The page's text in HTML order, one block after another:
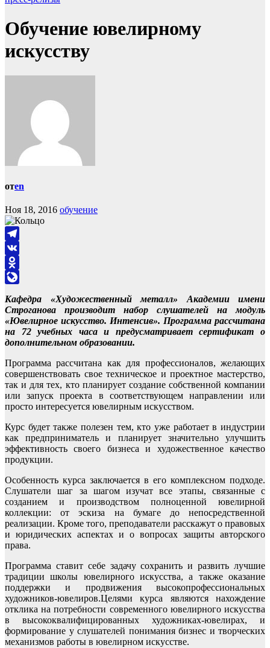
Обучение ювелирному
искусству
отen
Ноя 18, 2016 обучение
Telegram
VK
Odnoklassniki
Кафедра «Художественный металл» Академии имени
Строганова производит набор слушателей на модуль
«Ювелирное искусство. Интенсив». Программа рассчитана
на 72 учебных часа и предусматривает сертификат о
дополнительном образовании.
Программа рассчитана как для профессионалов, желающих
совершенствовать свое техническое и проектное мастерство,
так и для тех, кто планирует создание собственной компании
или запуск проекта в соответствующем направлении или
просто интересуется ювелирным искусством.
Курс будет также полезен тем, кто уже работает в индустрии
как предприниматель и планирует значительно улучшить
эффективность своего бизнеса и художественное качество
продукции.
Особенность курса заключается в его комплексном подходе.
Слушатели шаг за шагом изучат все этапы, связанные с
созданием и производством полноценной ювелирной
коллекции: от эскиза на бумаге до непосредственной
реализации. Кроме того, преподаватели расскажут о правовых
и юридических аспектах и о вопросах защиты авторского
права.
Программа ставит себе задачу сохранить и развить лучшие
традиции школы ювелирного искусства, а также оказание
поддержки и продвижения высокопрофессиональных
художников-ювелиров.Целями курса являются нахождение
отклика на потребности современного ювелирного искусства
в высококвалифицированных художниках-ювелирах, и
формирование у слушателей понимания бизнес и творческих
механизмов работы в ювелирном искусстве.